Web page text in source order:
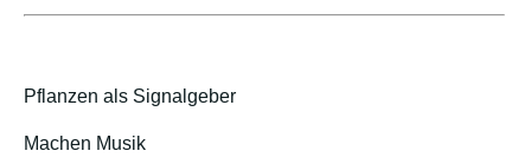
Pflanzen als Signalgeber
Machen Musik